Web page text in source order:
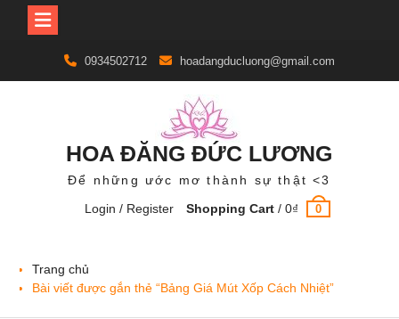
content
0934502712 hoadangducluong@gmail.com
HOA ĐĂNG ĐỨC LƯƠNG
Để những ước mơ thành sự thật <3
Login / Register
Shopping Cart /0₫ 0
Trang chủ
Bài viết được gắn thẻ “Bảng Giá Mút Xốp Cách Nhiệt”